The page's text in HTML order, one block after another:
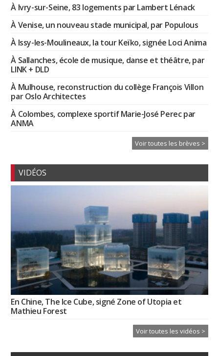
À Ivry-sur-Seine, 83 logements par Lambert Lénack
À Venise, un nouveau stade municipal, par Populous
À Issy-les-Moulineaux, la tour Keïko, signée Loci Anima
À Sallanches, école de musique, danse et théâtre, par
LINK + DLD
À Mulhouse, reconstruction du collège François Villon
par Oslo Architectes
À Colombes, complexe sportif Marie-José Perec par
ANMA
Voir toutes les brèves >
VIDÉOS
En Chine, The Ice Cube, signé Zone of Utopia et
Mathieu Forest
Voir toutes les vidéos >